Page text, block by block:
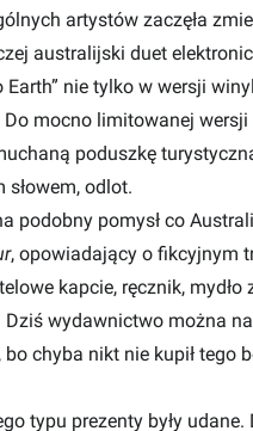
artystów zaczęła
australijski duet
nie tylko w wersji
mocno limitowanej
poduszkę
słowem, odlot.
podobny pomysł co
, opowiadający o fikcyjnym
kapcie, ręcznik,
wydawnictwo można
chyba nikt nie kupił tego
typu prezenty były